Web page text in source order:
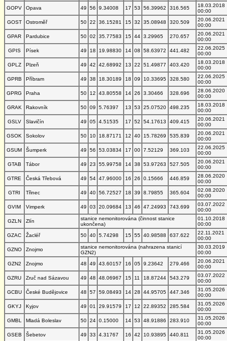
GOPV
Opava 49 56 9.34008 17 53 56.39962 316.565
18.03.2018
00:00
GOST
Ostroměř 50 22 36.15281 15 32 35.08948 320.509
20.06.2021
00:00
GPAR
Pardubice 50 02 35.77583 15 44 3.29965 270.657
20.06.2021
00:00
GPIS
Písek 49 18 19.98830 14 08 58.63972 441.482
22.06.2025
00:00
GPLZ
Plzeň 49 42 42.68992 13 22 51.49877 403.420
18.03.2018
00:00
GPRB
Příbram 49 38 18.30189 18 09 10.33695 328.580
22.06.2025
00:00
GPRG
Praha 50 12 43.80558 14 26 3.30466 328.696
28.06.2020
00:00
GRAK
Rakovník 50 09 5.76397 13 53 25.07520 498.235
18.03.2018
00:00
GSLV
Slavičín 49 05 4.51535 17 52 54.17613 409.415
20.06.2021
00:00
GSOK
Sokolov 50 10 18.87171 12 40 15.78269 535.839
20.06.2021
00:00
GSUM
Šumperk 49 56 53.03834 17 00 7.52129 369.103
22.06.2025
00:00
GTAB
Tábor 49 23 55.99758 14 38 53.97263 527.505
20.06.2021
00:00
GTRE
Česká Třebová 49 54 47.96000 16 26 0.15666 446.859
28.06.2020
00:00
GTRI
Třinec 49 40 56.72527 18 39 8.79855 365.604
02.08.2020
00:00
GVIM
Vimperk 49 03 20.09684 13 46 47.24993 743.699
03.07.2022
00:00
GZLN
Zlín
stanice nemonitorována (činnost stanice
ukončena)
01.10.2018
00:00
GZAC
Žacléř 50 40 5.74298 15 55 40.98588 637.622
22.11.2021
00:00
GZNO
Znojmo
stanice nemonitorována (nahrazena stanicí
GZN2)
30.03.2019
00:00
GZN2
Znojmo 48 49 43.60157 16 05 9.23642 279.466
20.06.2021
00:00
GZRU
Zruč nad Sázavou 49 48 48.06967 15 11 18.87244 543.279
03.07.2022
00:00
GCBU
České Budějovice 48 57 59.08493 14 28 44.95705 447.346
31.05.2026
00:00
GKYJ
Kyjov 49 01 29.91579 17 12 22.89352 285.584
31.05.2026
00:00
GMBL
Mladá Boleslav 50 24 0.15000 14 53 48.91886 283.910
31.05.2026
00:00
GSEB
Šebetov 49 33 4.31767 16 42 10.93895 440.811
31.05.2026
00:00